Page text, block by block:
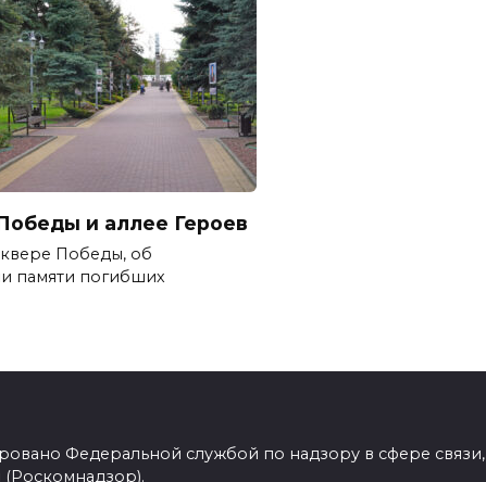
и аллее Героев
Победы, об
памяти погибших
Федеральной службой по надзору в сфере связи,